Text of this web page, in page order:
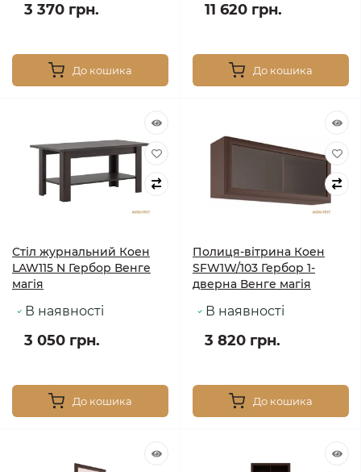
3 370 грн.
До кошика
11 620 грн.
До кошика
Стіл журнальний Коен
LAW115 N Гербор Венге
магія
В наявності
3 050 грн.
До кошика
Полиця-вітрина Коен
SFW1W/103 Гербор 1-
дверна Венге магія
В наявності
3 820 грн.
До кошика